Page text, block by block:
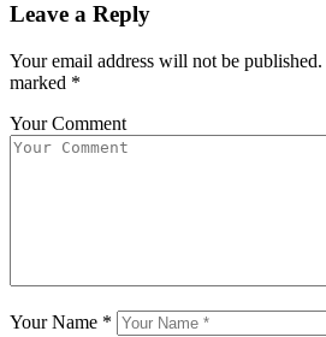
Leave a Reply
Your email address will not be published.
marked *
Your Comment
Your Name *